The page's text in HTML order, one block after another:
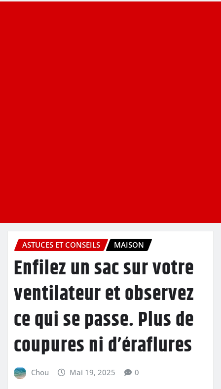
ASTUCES ET CONSEILS MAISON
Enfilez un sac sur votre
ventilateur et observez
ce qui se passe. Plus de
coupures ni d’éraflures
Chou Mai 19, 2025 0